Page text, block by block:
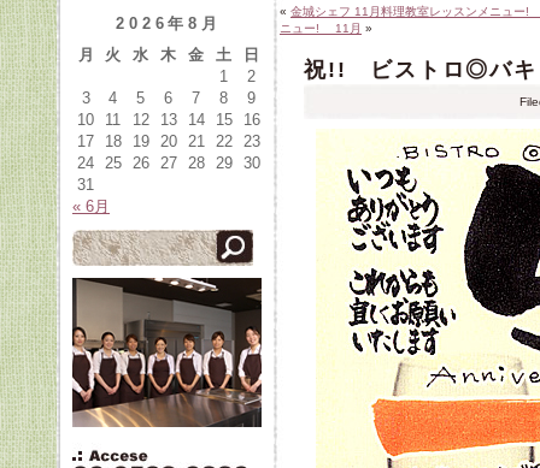
« 金城シェフ 11月料理教室レッスンメニュー!
ニュー! 11月 »
祝!! ビストロ◎バ
2026年8月
月
火 水 木 金 土
日
1
2
3
4 5 6 7 8
9
10
11 12 13 14 15
16
17
18 19 20 21 22
23
24 25 26 27 28 29
30
31
« 6月